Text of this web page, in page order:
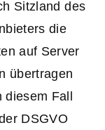
Sitzland des
die
auf Server
übertragen
Fall
DSGVO